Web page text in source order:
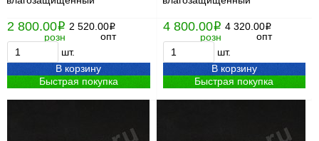
2 800.00i
розн
2 520.00i
опт
шт.
В корзину
Быстрая покупка
4 800.00i
розн
4 320.00i
опт
шт.
В корзину
Быстрая покупка